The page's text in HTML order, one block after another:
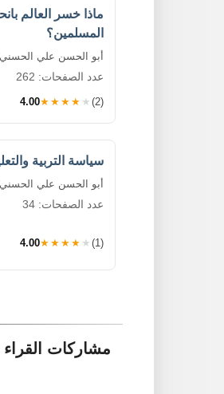
ماذا خسر العالم
المسلمين؟
أبو الحسن علي الحسني
عدد الصفحات: 262
4.00★★★★★ (2)
سياسة التربية
أبو الحسن علي الحسني
عدد الصفحات: 34
4.00★★★★★ (1)
مشاركات